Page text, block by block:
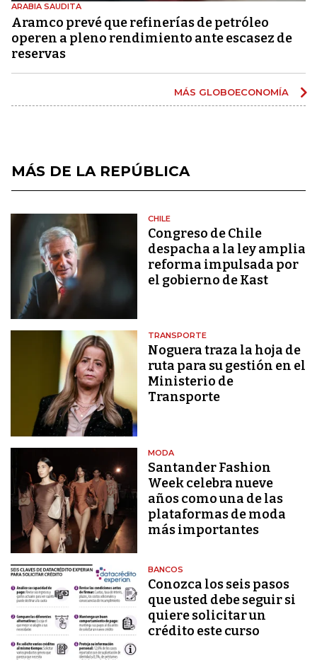
ARABIA SAUDITA
Aramco prevé que refinerías de petróleo
operen a pleno rendimiento ante escasez de
reservas
MÁS GLOBOECONOMÍA
MÁS DE LA REPÚBLICA
CHILE
Congreso de Chile
despacha a la ley amplia
reforma impulsada por
el gobierno de Kast
TRANSPORTE
Noguera traza la hoja de
ruta para su gestión en el
Ministerio de
Transporte
MODA
Santander Fashion
Week celebra nueve
años como una de las
plataformas de moda
más importantes
BANCOS
Conozca los seis pasos
que usted debe seguir si
quiere solicitar un
crédito este curso